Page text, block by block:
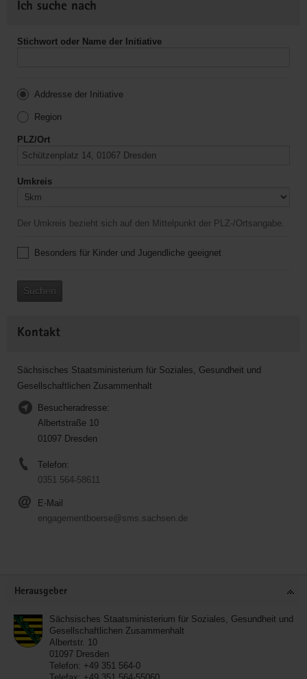
Ich suche nach
Stichwort oder Name der Initiative
Addresse der Initiative
Region
PLZ/Ort
Umkreis
Der Umkreis bezieht sich auf den Mittelpunkt der PLZ-/Ortsangabe.
Besonders für Kinder und Jugendliche geeignet
Suchen
Kontakt
Sächsisches Staatsministerium für Soziales, Gesundheit und
Gesellschaftlichen Zusammenhalt
Besucheradresse:
Albertstraße 10
01097 Dresden
Telefon:
0351 564-58611
E-Mail
engagementboerse@sms.sachsen.de
Herausgeber
Sächsisches Staatsministerium für Soziales, Gesundheit und
Gesellschaftlichen Zusammenhalt
Albertstr. 10
01097 Dresden
Telefon: +49 351 564-0